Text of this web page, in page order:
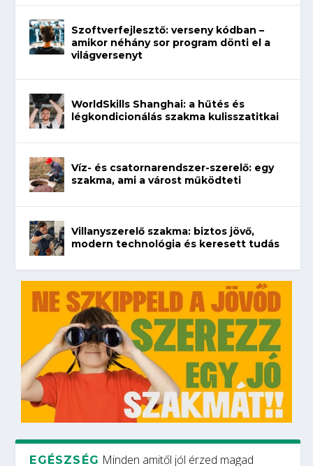
Szoftverfejlesztő: verseny kódban –
amikor néhány sor program dönti el a
világversenyt
WorldSkills Shanghai: a hűtés és
légkondicionálás szakma kulisszatitkai
Víz- és csatornarendszer-szerelő: egy
szakma, ami a várost működteti
Villanyszerelő szakma: biztos jövő,
modern technológia és keresett tudás
EGÉSZSÉG Minden amitől jól érzed magad